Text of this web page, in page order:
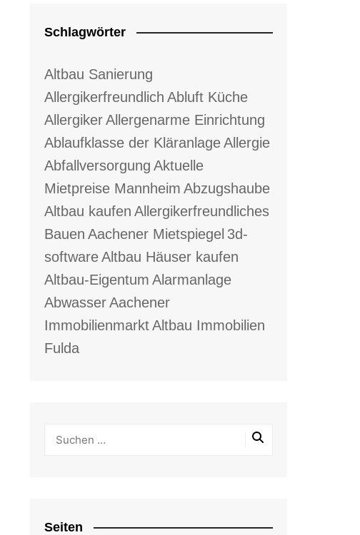
Schlagwörter
Altbau Sanierung
Allergikerfreundlich Abluft Küche
AllergikerAllergenarme Einrichtung
Ablaufklasse der KläranlageAllergie
Abfallversorgung Aktuelle
Mietpreise Mannheim Abzugshaube
Altbau kaufen Allergikerfreundliches
Bauen Aachener Mietspiegel 3d-
softwareAltbau Häuser kaufen
Altbau-Eigentum Alarmanlage
AbwasserAachener
ImmobilienmarktAltbau Immobilien
Fulda
Seiten